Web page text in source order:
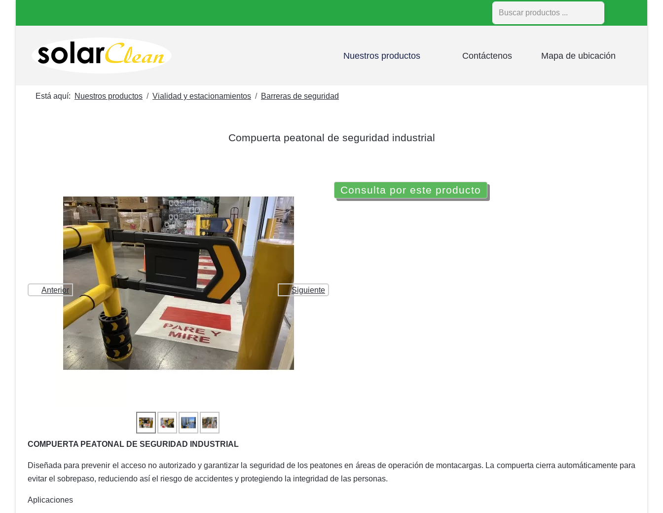
Buscar
Nuestros productos Contáctenos Mapa de ubicación
Está aquí: Nuestros productos Vialidad y estacionamientos Barreras de seguridad
Compuerta peatonal de seguridad industrial
Anterior Siguiente
Consulta por este producto
COMPUERTA PEATONAL DE SEGURIDAD INDUSTRIAL
Diseñada para prevenir el acceso no autorizado y garantizar la seguridad de los peatones en áreas de operación de montacargas. La compuerta cierra automáticamente para
evitar el sobrepaso, reduciendo así el riesgo de accidentes y protegiendo la integridad de las personas.
Aplicaciones